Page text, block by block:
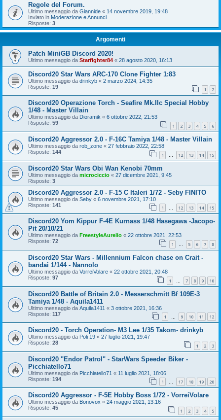
Regole del Forum.
Ultimo messaggio da Giannide « 14 novembre 2019, 19:48
Inviato in Moderazione e Annunci
Risposte: 3
Argomenti
Patch MiniGB Discord 2020!
Ultimo messaggio da Starfighter84 « 28 agosto 2020, 16:13
Discord20 Star Wars ARC-170 Clone Fighter 1:83
Ultimo messaggio da drinkyb « 2 marzo 2024, 14:35
Risposte: 19 1 2
Discord20 Operazione Torch - Seafire Mk.IIc Special Hobby
1/48 - Master Villain
Ultimo messaggio da Dioramik « 6 ottobre 2022, 21:53
Risposte: 59 1 2 3 4 5 6
Discord20 Aggressor 2.0 - F-16C Tamiya 1/48 - Master Villain
Ultimo messaggio da rob_zone « 27 febbraio 2022, 22:58
Risposte: 144 1 … 12 13 14 15
Discord20 Star Wars Obi Wan Kenobi 70mm
Ultimo messaggio da microciccio « 27 dicembre 2021, 9:45
Risposte: 3
Discord20 Aggressor 2.0 - F-15 C Italeri 1/72 - Seby FINITO
Ultimo messaggio da Seby « 6 novembre 2021, 17:10
Risposte: 141 1 12 13 14 15
Discord20 Yom Kippur F-4E Kurnass 1/48 Hasegawa -Jacopo-
Pit 20/10/21
Ultimo messaggio da FreestyleAurelio « 22 ottobre 2021, 22:53
Risposte: 72 1 … 5 6 7 8
Discord20 Star Wars - Millennium Falcon chase on Crait -
bandai 1/144 - Nannolo
Ultimo messaggio da VorreiVolare « 22 ottobre 2021, 20:48
Risposte: 97 1 … 7 8 9 10
Discord20 Battle of Britain 2.0 - Messerschmitt Bf 109E-3
Tamiya 1/48 - Aquila1411
Ultimo messaggio da Aquila1411 « 3 ottobre 2021, 16:36
Risposte: 117 1 9 10 11 12
Discord20 - Torch Operation- M3 Lee 1/35 Takom- drinkyb
Ultimo messaggio da Poli 19 « 27 luglio 2021, 19:47
Risposte: 28 1 2 3
Discord20 "Endor Patrol" - StarWars Speeder Biker -
Picchiatello71
Ultimo messaggio da Picchiatello71 « 11 luglio 2021, 18:06
Risposte: 194 1 17 18 19 20
Discord20 Aggressor - F-5E Hobby Boss 1/72 - VorreiVolare
Ultimo messaggio da Bonovox « 24 maggio 2021, 13:16
Risposte: 45 1 2 3 4 5